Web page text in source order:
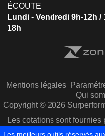
ÉCOUTE
Lundi - Vendredi 9h-12h /
18h
Mentions légales
Qui
Copyright © 2026
Les cotations sont fournies
Les meilleurs outils réservés